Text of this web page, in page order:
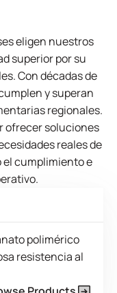
eligen nuestros
superior por su
Con décadas de
y superan
regionales.
ofrecer soluciones
reales de
el cumplimiento e
polimérico
resistencia al